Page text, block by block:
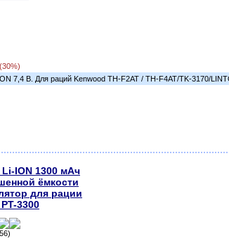
7,4 В. Для раций Kenwood TH-F2AT / TH-F4AT/TK-3170/
Li-ION 1300 мАч
ёмкости
для рации
3300